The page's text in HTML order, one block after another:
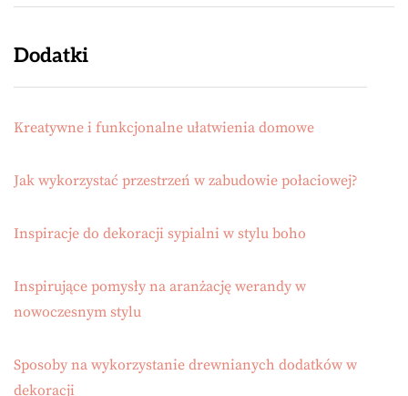
Dodatki
Kreatywne i funkcjonalne ułatwienia domowe
Jak wykorzystać przestrzeń w zabudowie połaciowej?
Inspiracje do dekoracji sypialni w stylu boho
Inspirujące pomysły na aranżację werandy w
nowoczesnym stylu
Sposoby na wykorzystanie drewnianych dodatków w
dekoracji